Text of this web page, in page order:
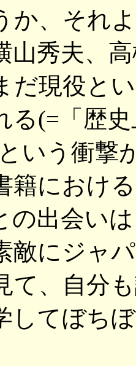
か、それ
山秀夫、
だ現役と
る(=「歴
いう衝撃
籍におけ
の出会い
敵にジャ
て、自分
してぼち